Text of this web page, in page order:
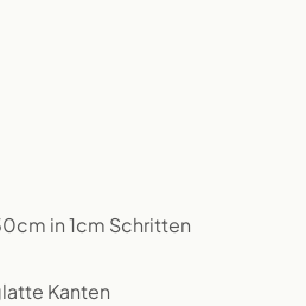
in 1cm Schritten
Kanten